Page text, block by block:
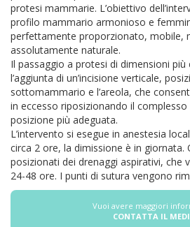
protesi mammarie. L’obiettivo
profilo mammario armonioso e
perfettamente proporzionato, mobile,
assolutamente naturale.
Il passaggio a protesi di dimensioni
l’aggiunta di un’incisione verticale,
sottomammario e l’areola, che
in eccesso riposizionando il
posizione più adeguata.
L’intervento si esegue in anestesia
circa 2 ore, la dimissione è in giornata.
posizionati dei drenaggi aspirativi, che
24-48 ore. I punti di sutura vengono
Vuoi avere maggiori
CONTATTA IL